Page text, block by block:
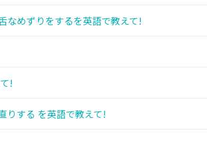
なめずりをするを英語で教えて!
!
りする を英語で教えて!